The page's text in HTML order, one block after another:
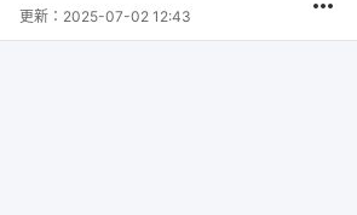
更新： 2025-07-02 12:43